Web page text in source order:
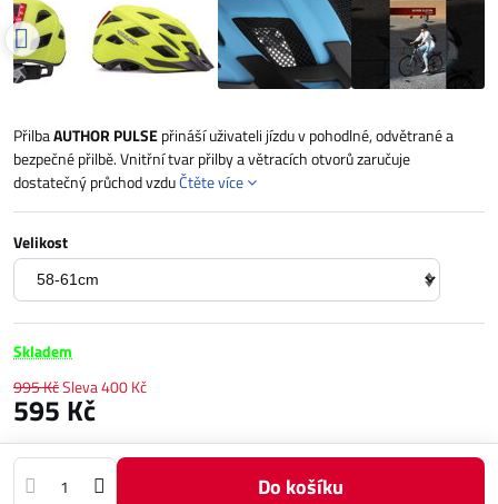
PřilbaAUTHOR PULSEpřináší uživateli jízdu v pohodlné, odvětrané a
bezpečné přilbě. Vnitřní tvar přilby a větracích otvorů zaručuje
dostatečný průchod vzduČtěte více
Velikost
Skladem
995 KčSleva400 Kč
595 Kč
Do košíku